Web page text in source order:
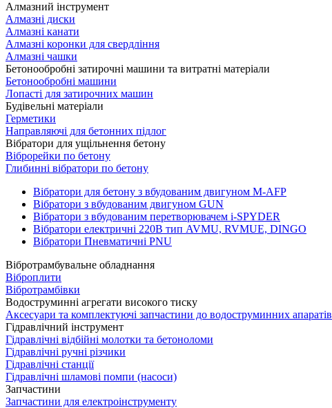
Алмазний інструмент
Алмазні диски
Алмазні канати
Алмазні коронки для свердління
Алмазні чашки
Бетонообробні затирочні машини та витратні матеріали
Бетонообробні машини
Лопасті для затирочних машин
Будівельні матеріали
Герметики
Направляючі для бетонних підлог
Вібратори для ущільнення бетону
Віброрейки по бетону
Глибинні вібратори по бетону
Вібратори для бетону з вбудованим двигуном M-AFP
Вібратори з вбудованим двигуном GUN
Вібратори з вбудованим перетворювачем i-SPYDER
Вібратори електричні 220B тип AVMU, RVMUE, DINGO
Вібратори Пневматичні PNU
Вібротрамбувальне обладнання
Віброплити
Вібротрамбівки
Водоструминні агрегати високого тиску
Аксесуари та комплектуючі запчастини до водоструминних апаратів
Гідравлічний інструмент
Гідравлічні відбійні молотки та бетоноломи
Гідравлічні ручні різчики
Гідравлічні станції
Гідравлічні шламові помпи (насоси)
Запчастини
Запчастини для електроінструменту